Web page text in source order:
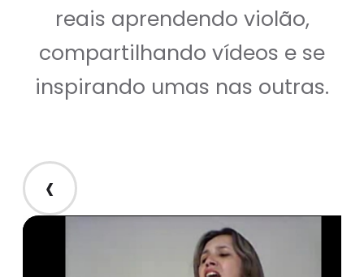
reais aprendendo violão,
compartilhando vídeos e se
inspirando umas nas outras.
‹